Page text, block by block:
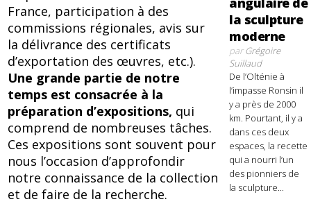
France, participation à des
commissions régionales, avis sur
la délivrance des certificats
d’exportation des œuvres, etc.).
Une grande partie de notre
temps est consacrée à la
préparation d’expositions, qui
comprend de nombreuses tâches.
Ces expositions sont souvent pour
nous l’occasion d’approfondir
notre connaissance de la collection
et de faire de la recherche.
la sculpture
moderne
parGrégoire
Suillaud
De l’Olténie à
l’impasse Ronsin il
y a près de 2000
km. Pourtant, il y a
dans ces deux
espaces, la recette
qui a nourri l’un
des pionniers de
la sculpture...